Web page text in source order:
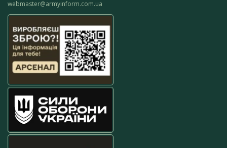
webmaster@armyinform.com.ua